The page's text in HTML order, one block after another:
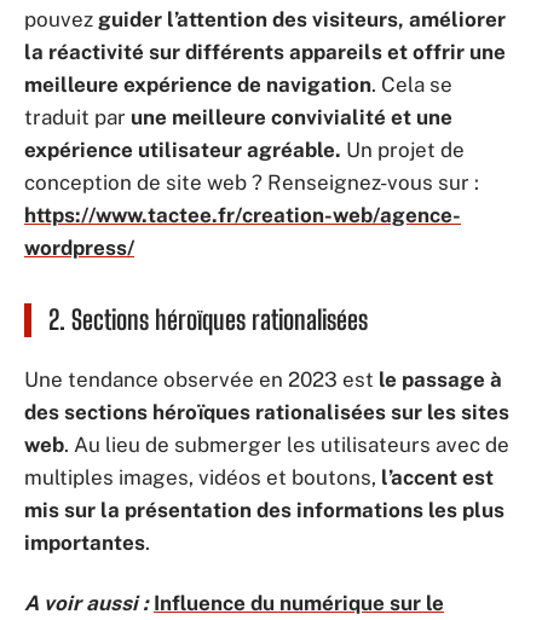
pouvez guider l’attention des visiteurs, améliorer
la réactivité sur différents appareils et offrir une
meilleure expérience de navigation. Cela se
traduit par une meilleure convivialité et une
expérience utilisateur agréable. Un projet de
conception de site web ? Renseignez-vous sur :
https://www.tactee.fr/creation-web/agence-
wordpress/
2. Sections héroïques rationalisées
Une tendance observée en 2023 est le passage à
des sections héroïques rationalisées sur les sites
web. Au lieu de submerger les utilisateurs avec de
multiples images, vidéos et boutons, l’accent est
mis sur la présentation des informations les plus
importantes.
A voir aussi : Influence du numérique sur le